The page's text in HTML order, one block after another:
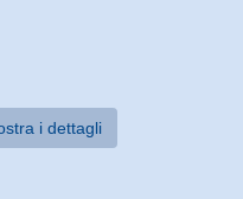
i dettagli